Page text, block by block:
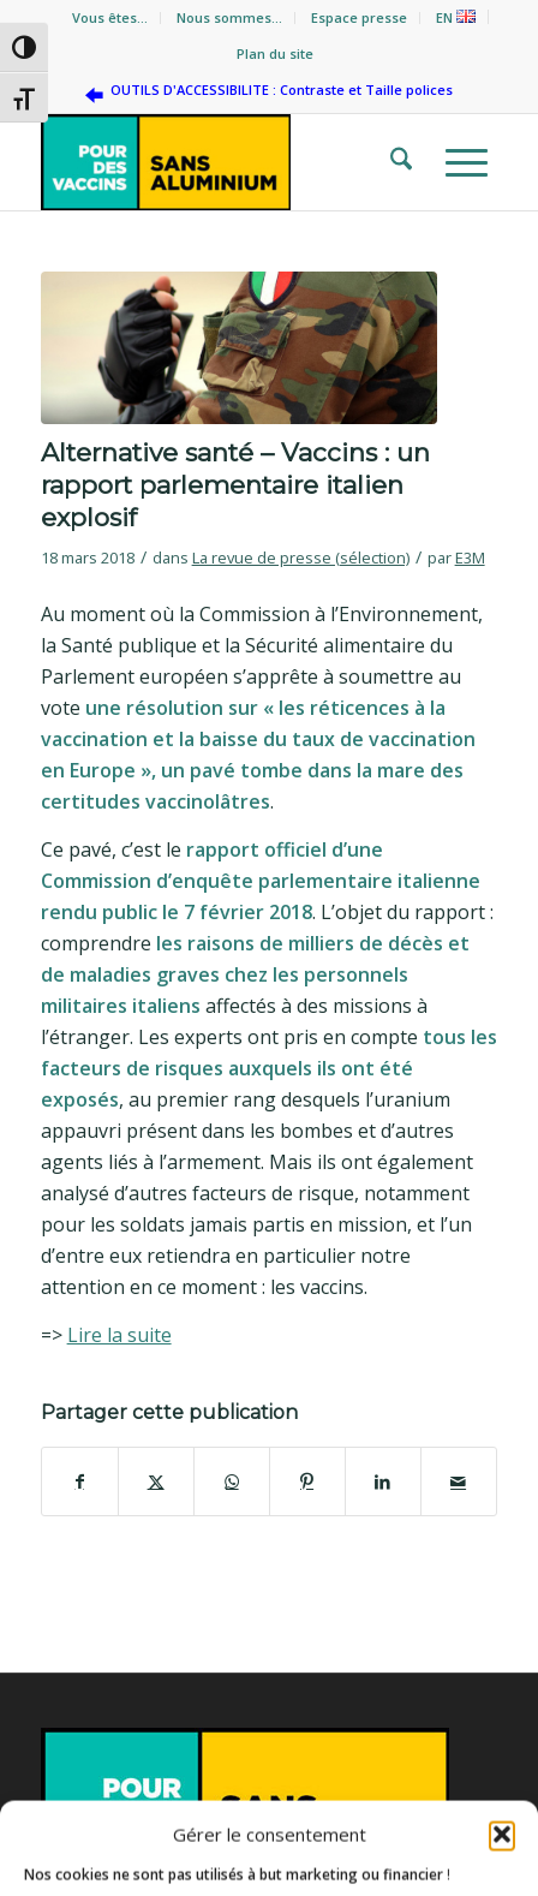
Gérer le consentement
Nos cookies ne sont pas utilisés à but marketing ou financier !
Passer en contraste élevé
Changer la taille de la police
Vous êtes… Nous sommes… Espace presse
EN
Plan du site
OUTILS D'ACCESSIBILITE : Contraste et Taille polices
Alternative santé – Vaccins : un
rapport parlementaire italien
explosif
18 mars 2018 / dans La revue de presse (sélection) / parE3M
Au moment où la Commission à l’Environnement,
la Santé publique et la Sécurité alimentaire du
Parlement européen s’apprête à soumettre au
vote une résolution sur « les réticences à la
vaccination et la baisse du taux de vaccination
en Europe », un pavé tombe dans la mare des
certitudes vaccinolâtres.
Ce pavé, c’est le rapport officiel d’une
Commission d’enquête parlementaire italienne
rendu public le 7 février 2018. L’objet du rapport :
comprendre les raisons de milliers de décès et
de maladies graves chez les personnels
militaires italiens affectés à des missions à
l’étranger. Les experts ont pris en compte tous les
facteurs de risques auxquels ils ont été
exposés, au premier rang desquels l’uranium
appauvri présent dans les bombes et d’autres
agents liés à l’armement. Mais ils ont également
analysé d’autres facteurs de risque, notamment
pour les soldats jamais partis en mission, et l’un
d’entre eux retiendra en particulier notre
attention en ce moment : les vaccins.
=> Lire la suite
Partager cette publication